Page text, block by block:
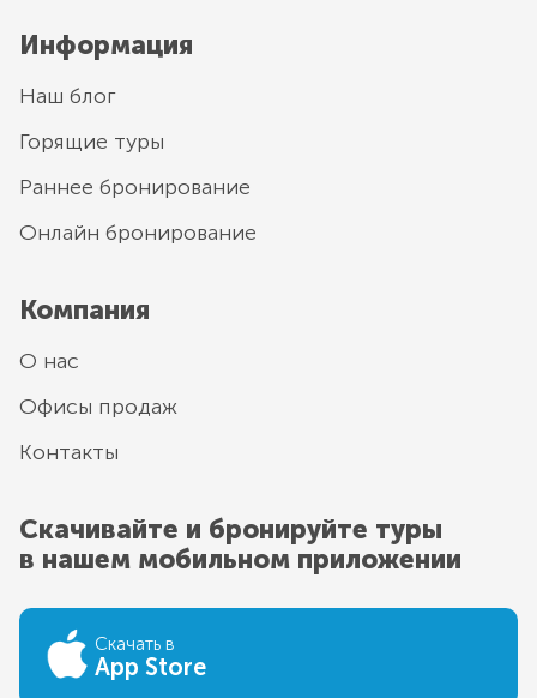
Информация
Наш блог
Горящие туры
Раннее бронирование
Онлайн бронирование
Компания
О нас
Офисы продаж
Контакты
Скачивайте и бронируйте туры
в нашем мобильном приложении
Скачать в
App Store